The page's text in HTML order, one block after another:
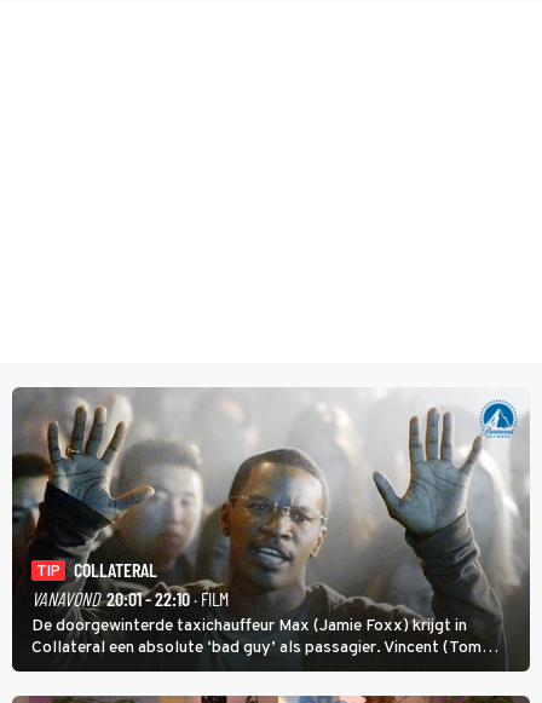
TIP
COLLATERAL
VANAVOND 20:01 - 22:10· FILM
De doorgewinterde taxichauffeur Max (Jamie Foxx) krijgt in
Collateral een absolute ‘bad guy’ als passagier. Vincent (Tom
Cruise) heeft hem nodig om hem de stad door te loodsen om een
wel heel lugubere reden.